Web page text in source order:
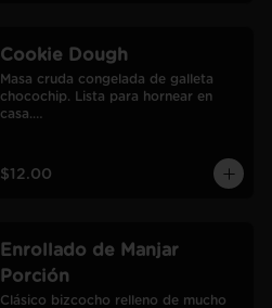
Cookie Dough
Masa cruda congelada de galleta
chocochip. Lista para hornear en
casa.
60 galletas pequeñas.
$12.00
Enrollado de Manjar
Porción
Clásico bizcocho relleno de mucho